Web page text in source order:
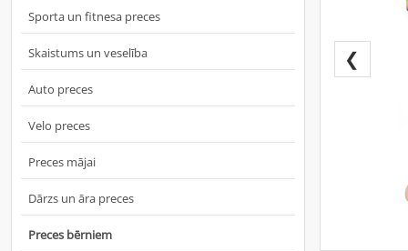
Sporta un fitnesa preces
Skaistums un veselība
Auto preces
Velo preces
Preces mājai
Dārzs un āra preces
Preces bērniem
❮